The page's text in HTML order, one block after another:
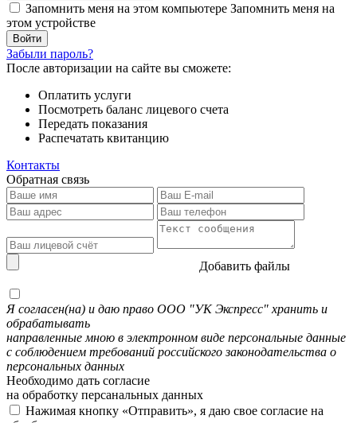
Запомнить меня на этом компьютере Запомнить меня на
этом устройстве
Забыли пароль?
После авторизации на сайте вы сможете:
Оплатить услуги
Посмотреть баланс лицевого счета
Передать показания
Распечатать квитанцию
Контакты
Обратная связь
Добавить файлы
Я согласен(на) и даю право ООО "УК Экспресс" хранить и
обрабатывать
направленные мною в электронном виде персональные данные
с соблюдением требований российского законодательства о
персональных данных
Необходимо дать согласие
на обработку персанальных данных
Нажимая кнопку «Отправить», я даю свое согласие на